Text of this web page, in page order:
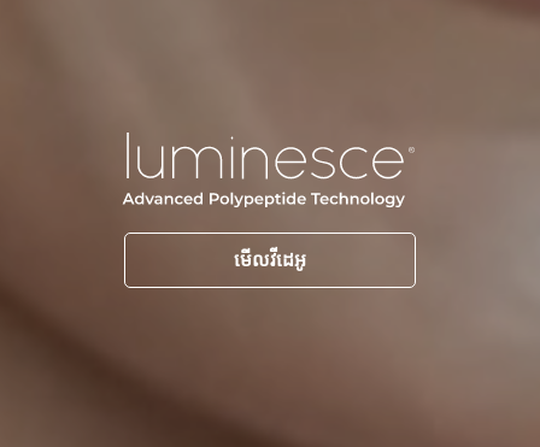
មើលវីដេអូ